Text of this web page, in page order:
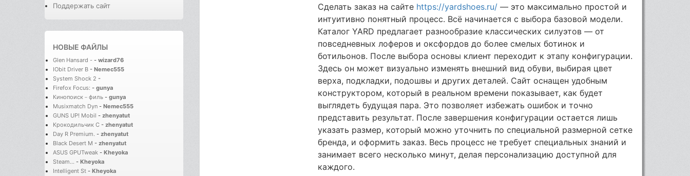
Поддержать сайт
НОВЫЕ ФАЙЛЫ
Glen Hansard - - wizard76
IObit Driver B - Nemec555
System Shock 2 -
Firefox Focus: - gunya
Кинопоиск－филь - gunya
Musixmatch Dyn - Nemec555
GUNS UP! Mobil - zhenyatut
Крокодильчик С - zhenyatut
Day R Premium. - zhenyatut
Black Desert M - zhenyatut
ASUS GPUTweak - Kheyoka
Steam... - Kheyoka
Intelligent St - Kheyoka
Сделать заказ на сайте https://yardshoes.ru/ — это максимально простой и
интуитивно понятный процесс. Всё начинается с выбора базовой модели.
Каталог YARD предлагает разнообразие классических силуэтов — от
повседневных лоферов и оксфордов до более смелых ботинок и
ботильонов. После выбора основы клиент переходит к этапу конфигурации.
Здесь он может визуально изменять внешний вид обуви, выбирая цвет
верха, подкладки, подошвы и других деталей. Сайт оснащен удобным
конструктором, который в реальном времени показывает, как будет
выглядеть будущая пара. Это позволяет избежать ошибок и точно
представить результат. После завершения конфигурации остается лишь
указать размер, который можно уточнить по специальной размерной сетке
бренда, и оформить заказ. Весь процесс не требует специальных знаний и
занимает всего несколько минут, делая персонализацию доступной для
каждого.